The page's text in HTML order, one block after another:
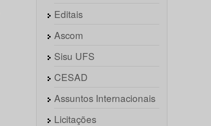
Editais
Ascom
Sisu UFS
CESAD
Assuntos Internacionais
Licitações